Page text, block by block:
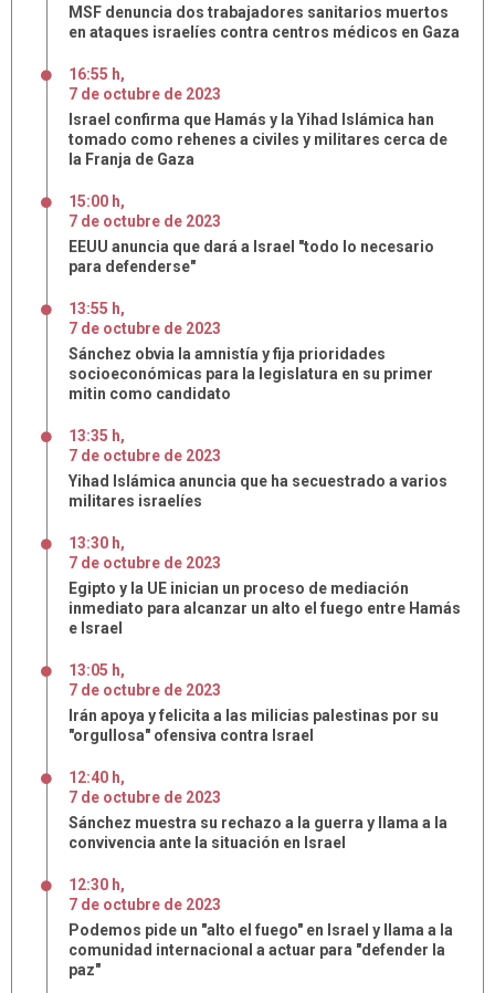
MSF denuncia dos trabajadores sanitarios muertos
en ataques israelíes contra centros médicos en Gaza
16:55 h,
7 de octubre de 2023
Israel confirma que Hamás y la Yihad Islámica han
tomado como rehenes a civiles y militares cerca de
la Franja de Gaza
15:00 h,
7 de octubre de 2023
EEUU anuncia que dará a Israel "todo lo necesario
para defenderse"
13:55 h,
7 de octubre de 2023
Sánchez obvia la amnistía y fija prioridades
socioeconómicas para la legislatura en su primer
mitin como candidato
13:35 h,
7 de octubre de 2023
Yihad Islámica anuncia que ha secuestrado a varios
militares israelíes
13:30 h,
7 de octubre de 2023
Egipto y la UE inician un proceso de mediación
inmediato para alcanzar un alto el fuego entre Hamás
e Israel
13:05 h,
7 de octubre de 2023
Irán apoya y felicita a las milicias palestinas por su
"orgullosa" ofensiva contra Israel
12:40 h,
7 de octubre de 2023
Sánchez muestra su rechazo a la guerra y llama a la
convivencia ante la situación en Israel
12:30 h,
7 de octubre de 2023
Podemos pide un "alto el fuego" en Israel y llama a la
comunidad internacional a actuar para "defender la
paz"